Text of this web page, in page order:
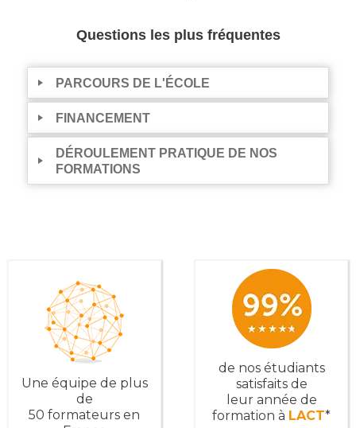
Questions les plus fréquentes
PARCOURS DE L'ÉCOLE
FINANCEMENT
DÉROULEMENT PRATIQUE DE NOS
FORMATIONS
Une équipe de plus
de
50 formateurs en
de nos étudiants
satisfaits de
leur année de
formation à LACT*